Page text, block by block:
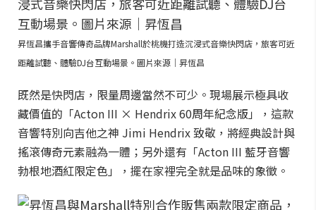
昇恆昌攜手音響傳奇品牌Marshall於桃機打造沉浸式音樂快閃店，旅客可近
距離試聽、體驗DJ台互動場景。圖片來源｜昇恆昌
既然是快閃店，限量周邊當然不可少。現場展示極具收
藏價值的「Acton III × Hendrix 60周年紀念版」，這款
音響特別向吉他之神 Jimi Hendrix 致敬，將經典設計與
搖滾傳奇元素融為一體；另外還有「Acton III 藍牙音響
勃根地酒紅限定色」，擺在家裡完全就是品味的象徵。